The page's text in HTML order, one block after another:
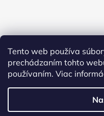
Tento web používa
prechádzaním tohto
používaním. Viac